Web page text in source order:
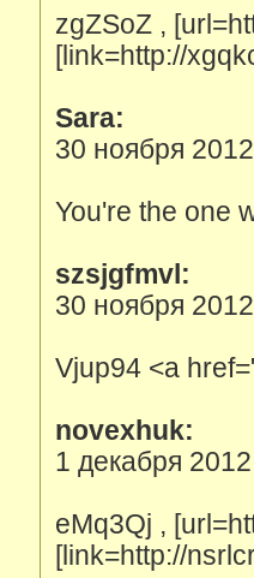
zgZSoZ ,
[link=http://
Sara:
30 ноября 2012
You're the one
szsjgfmvl:
30 ноября 2012
Vjup94 <a
novexhuk:
1 декабря 2012
eMq3Qj ,
[link=http://